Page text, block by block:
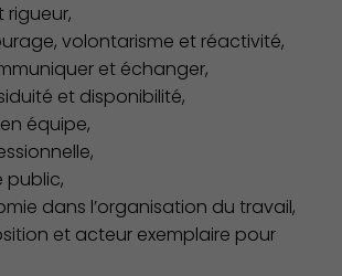
Associations et Sports
rigueur,
volontarisme et réactivité,
et échanger,
et disponibilité,
équipe,
public,
dans l’organisation du travail,
et acteur exemplaire pour